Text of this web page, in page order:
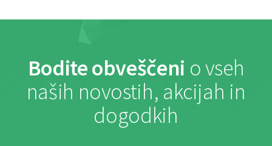
Bodite obveščeni o vseh
naših novostih, akcijah in
dogodkih